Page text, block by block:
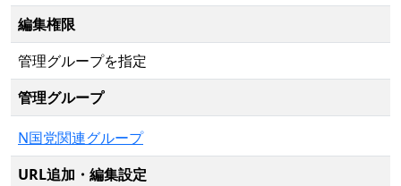
編集権限
管理グループを指定
管理グループ
N国党関連グループ
URL追加・編集設定